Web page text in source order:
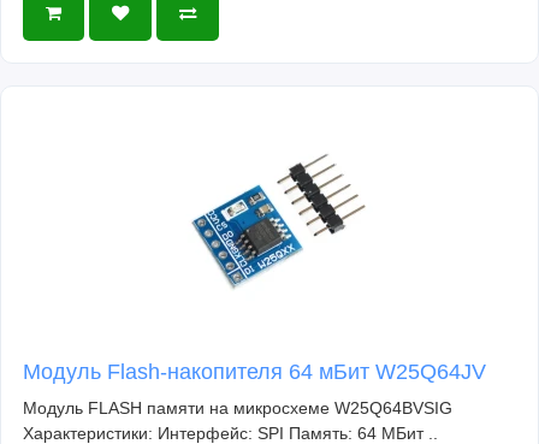
Модуль Flash-накопителя 64 мБит W25Q64JV
Модуль FLASH памяти на микросхеме W25Q64BVSIG
Характеристики: Интерфейс: SPI Память: 64 МБит ..